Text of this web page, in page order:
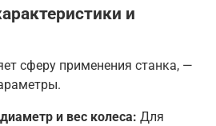
и
сферу применения станка, —
.
и вес колеса: Для